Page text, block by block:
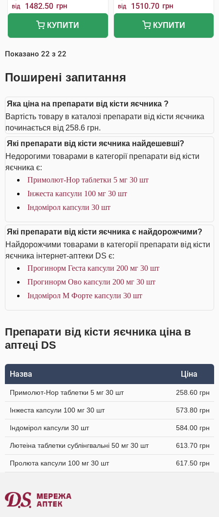
від 1482.50 грн
КУПИТИ
від 1510.70 грн
КУПИТИ
Показано 22 з 22
Поширені запитання
Яка ціна на препарати від кісти яєчника ?
Вартість товару в каталозі препарати від кісти яєчника
починається від 258.6 грн.
Які препарати від кісти яєчника найдешевші?
Недорогими товарами в категорії препарати від кісти
яєчника є:
Примолют-Нор таблетки 5 мг 30 шт
Інжеста капсули 100 мг 30 шт
Індомірол капсули 30 шт
Які препарати від кісти яєчника є найдорожчими?
Найдорожчими товарами в категорії препарати від кісти
яєчника інтернет-аптеки DS є:
Прогинорм Геста капсули 200 мг 30 шт
Прогинорм Ово капсули 200 мг 30 шт
Індомірол М Форте капсули 30 шт
Препарати від кісти яєчника ціна в
аптеці DS
Назва Ціна
Примолют-Нор таблетки 5 мг 30 шт 258.60 грн
Інжеста капсули 100 мг 30 шт 573.80 грн
Індомірол капсули 30 шт 584.00 грн
Лютеіна таблетки сублінгвальні 50 мг 30 шт 613.70 грн
Пролюта капсули 100 мг 30 шт 617.50 грн